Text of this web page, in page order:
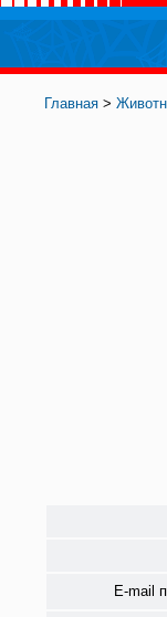
Главная >
E-mail